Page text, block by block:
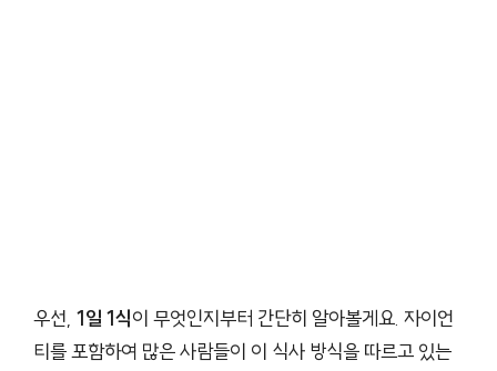
우선, 1일 1식이 무엇인지부터 간단히 알아볼게요. 자이언
티를 포함하여 많은 사람들이 이 식사 방식을 따르고 있는